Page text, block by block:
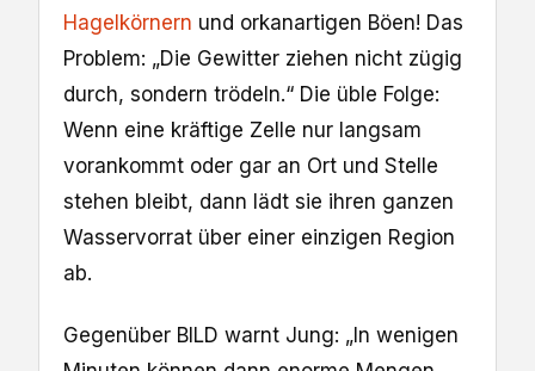
Hagelkörnern und orkanartigen Böen! Das
Problem: „Die Gewitter ziehen nicht zügig
durch, sondern trödeln.“ Die üble Folge:
Wenn eine kräftige Zelle nur langsam
vorankommt oder gar an Ort und Stelle
stehen bleibt, dann lädt sie ihren ganzen
Wasservorrat über einer einzigen Region
ab.
Gegenüber BILD warnt Jung: „In wenigen